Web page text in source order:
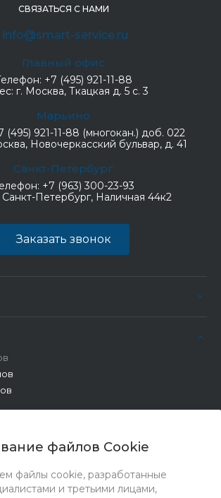
файлов Cookie
файлы cookie, разработанные
и третьими лицами,
СВЯЗАТЬСЯ С НАМИ
info@smart-service.ru
Главный офис
+7 (495) 921-11-88
г. Москва, Ткацкая д. 5 с. 3
Марьино
(495) 921-11-88 (многокан.) доб. 022
Новочеркасский бульвар, д. 41
Санкт-Петербург
+7 (963) 300-23-93
Санкт-Петербург, Наличная 44к2
Заказать звонок